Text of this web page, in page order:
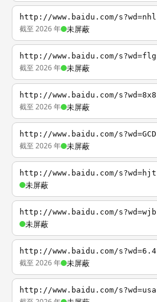
http://www.baidu.com/s?wd=nhl
截至 2026 年 未屏蔽
http://www.baidu.com/s?wd=flg
截至 2026 年 未屏蔽
http://www.baidu.com/s?wd=8x8
截至 2026 年 未屏蔽
http://www.baidu.com/s?wd=GCD
截至 2026 年 未屏蔽
http://www.baidu.com/s?wd=hjt
未屏蔽
http://www.baidu.com/s?wd=wjb
未屏蔽
http://www.baidu.com/s?wd=6.4
截至 2026 年 未屏蔽
http://www.baidu.com/s?wd=usa